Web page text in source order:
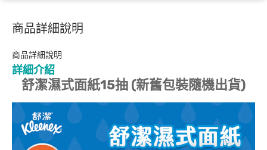
商品詳細說明
商品詳細說明
詳細介紹
舒潔濕式面紙15抽 (新舊包裝隨機出貨)